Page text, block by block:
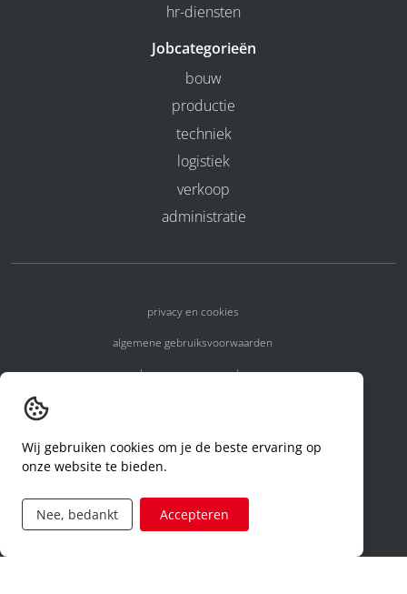
hr-diensten
Jobcategorieën
bouw
productie
techniek
logistiek
verkoop
administratie
privacy en cookies
algemene gebruiksvoorwaarden
algemene voorwaarden
code of conduct
aanvraag rechten ivm privacy
Wij gebruiken cookies om je de beste ervaring op
onze website te bieden.
Nee, bedankt Accepteren